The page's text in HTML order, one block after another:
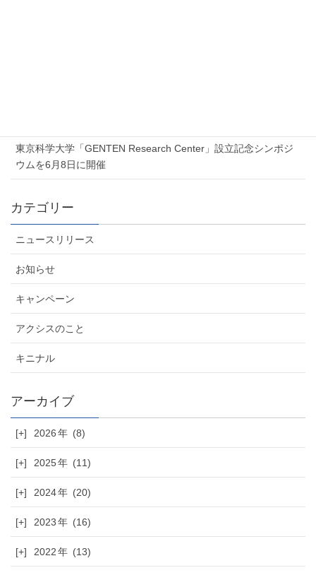
東京科学大学「GENTEN Research Center」設立記念シンポジ
ウムを6月8日に開催
カテゴリー
ニュースリリース
お知らせ
キャンペーン
アクシスのこと
キニナル
[+] 2026 (8)
[+] 2025 (11)
[+] 2024 (20)
[+] 2023 (16)
[+] 2022 (13)